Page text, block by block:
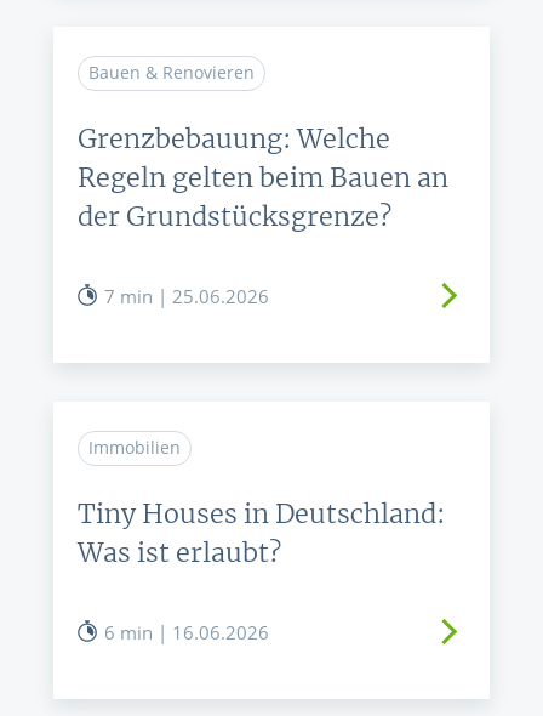
Bauen & Renovieren
Grenzbebauung: Welche
Regeln gelten beim Bauen an
der Grundstücksgrenze?
7 min | 25.06.2026
Immobilien
Tiny Houses in Deutschland:
Was ist erlaubt?
6 min | 16.06.2026